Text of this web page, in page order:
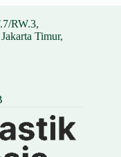
RW.3,
Timur,